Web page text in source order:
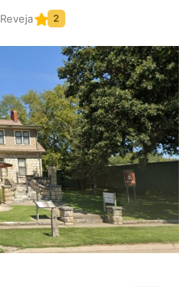
Reveja 2